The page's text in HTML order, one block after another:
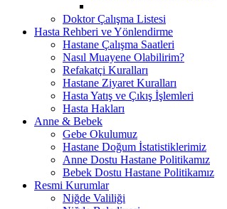
Doktor Çalışma Listesi
Hasta Rehberi ve Yönlendirme
Hastane Çalışma Saatleri
Nasıl Muayene Olabilirim?
Refakatçi Kuralları
Hastane Ziyaret Kuralları
Hasta Yatış ve Çıkış İşlemleri
Hasta Hakları
Anne & Bebek
Gebe Okulumuz
Hastane Doğum İstatistiklerimiz
Anne Dostu Hastane Politikamız
Bebek Dostu Hastane Politikamız
Resmi Kurumlar
Niğde Valiliği